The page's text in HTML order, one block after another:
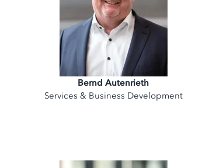
Bernd Autenrieth
Services & Business Development